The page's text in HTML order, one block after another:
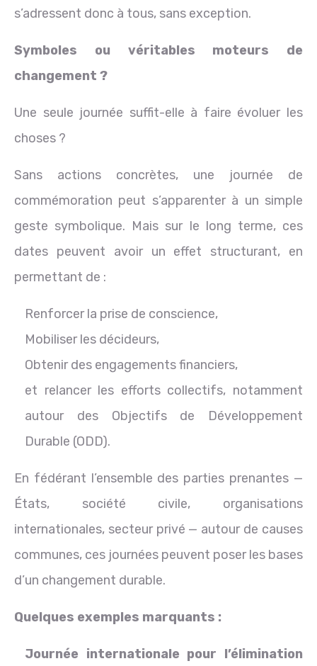
s’adressent donc à tous, sans exception.
Symboles ou véritables moteurs de
changement ?
Une seule journée suffit-elle à faire évoluer les
choses ?
Sans actions concrètes, une journée de
commémoration peut s’apparenter à un simple
geste symbolique. Mais sur le long terme, ces
dates peuvent avoir un effet structurant, en
permettant de :
Renforcer la prise de conscience,
Mobiliser les décideurs,
Obtenir des engagements financiers,
et relancer les efforts collectifs, notamment
autour des Objectifs de Développement
Durable (ODD).
En fédérant l’ensemble des parties prenantes —
États, société civile, organisations
internationales, secteur privé — autour de causes
communes, ces journées peuvent poser les bases
d’un changement durable.
Quelques exemples marquants :
Journée internationale pour l’élimination